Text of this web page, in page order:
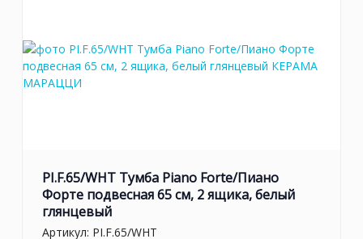
PI.F.65/WHT Тумба Piano Forte/Пиано
Форте подвесная 65 см, 2 ящика, белый
глянцевый
Артикул: PI.F.65/WHT